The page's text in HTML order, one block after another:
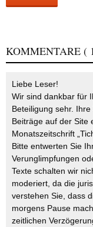
KOMMENTARE (
Liebe Leser!
Wir sind dankbar für
Beteiligung sehr.
Beiträge auf der Site
Monatszeitschrift
Bitte entwerten Sie
Verunglimpfungen
Texte schalten wir
moderiert, da die
verstehen Sie, dass
morgens Pause
zeitlichen